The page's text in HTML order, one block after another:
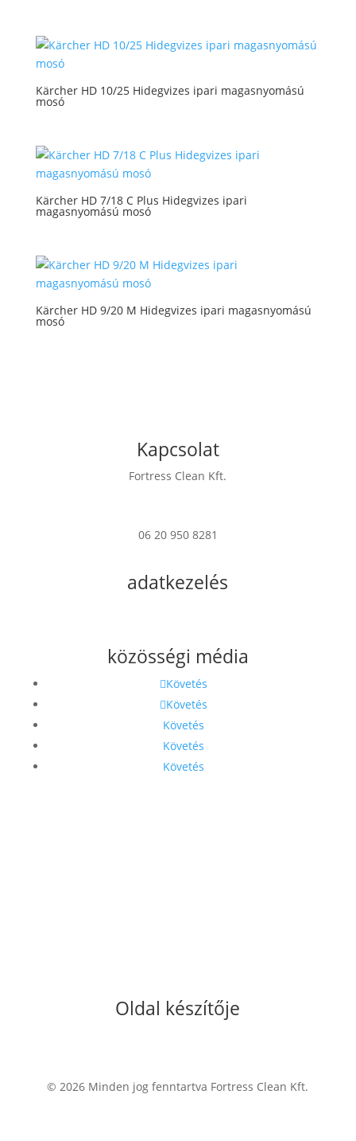
Kärcher HD 10/25 Hidegvizes ipari magasnyomású
mosó
Kärcher HD 7/18 C Plus Hidegvizes ipari
magasnyomású mosó
Kärcher HD 9/20 M Hidegvizes ipari magasnyomású
mosó
Kapcsolat
Fortress Clean Kft.
06 20 950 8281
adatkezelés
közösségi média
Követés
Követés
Követés
Követés
Követés
Oldal készítője
© 2026 Minden jog fenntartva Fortress Clean Kft.